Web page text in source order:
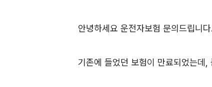
안녕하세요 운전자보험 문의드립니다.
기존에 들었던 보험이 만료되었는데